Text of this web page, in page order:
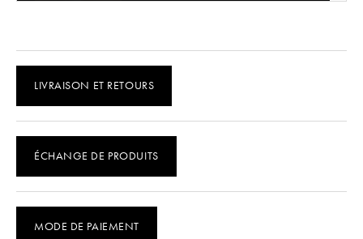
LIVRAISON ET RETOURS
ÉCHANGE DE PRODUITS
MODE DE PAIEMENT